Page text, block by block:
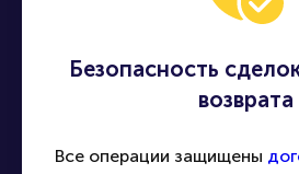
Безопасность
возврата
Все операции защищены